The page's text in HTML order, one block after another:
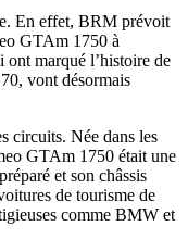
En effet, BRM prévoit
GTAm 1750 à
ont marqué l’histoire de
vont désormais
circuits. Née dans les
GTAm 1750 était une
et son châssis
de tourisme de
comme BMW et